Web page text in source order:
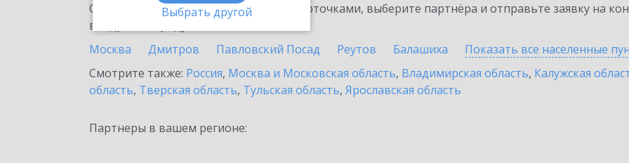
Выбрать другой
Ознакомьтесь с информационными карточками, выберите партнёра и отправьте заявку на
внедрение продукта.
Москва
Дмитров Павловский Посад Реутов Балашиха Показать все населенные
Смотрите также: Россия, Москва и Московская область, Владимирская область, Калужская
область, Тверская область, Тульская область, Ярославская область
Партнеры в вашем регионе: